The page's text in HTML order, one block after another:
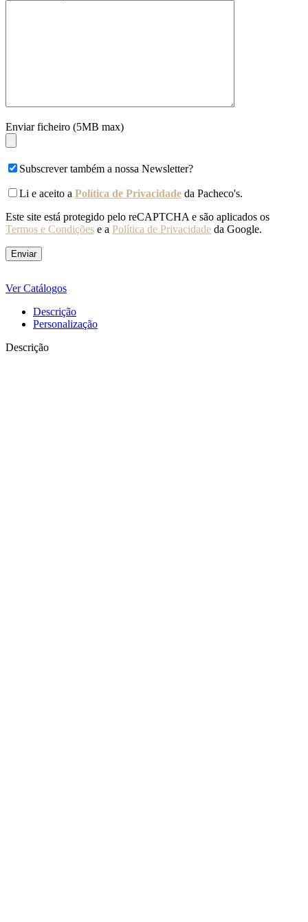
Enviar ficheiro (5MB max)
Subscrever também a nossa Newsletter?
Li e aceito a Política de Privacidade da Pacheco's.
Este site está protegido pelo reCAPTCHA e são aplicados os
Termos e Condições e a Política de Privacidade da Google.
Ver Catálogos
Descrição
Personalização
Descrição